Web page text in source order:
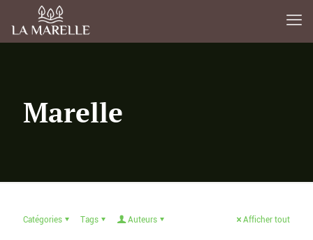
Marelle
Catégories Tags Auteurs Afficher tout